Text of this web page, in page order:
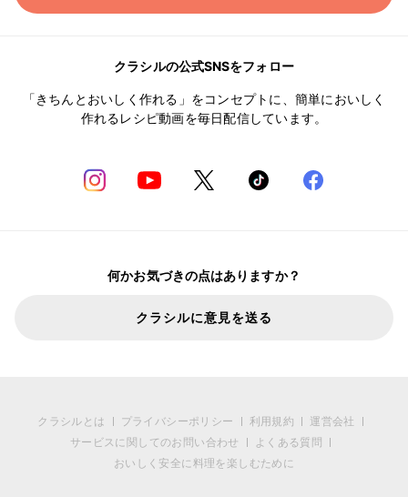
クラシルの公式SNSをフォロー
「きちんとおいしく作れる」をコンセプトに、簡単においしく
作れるレシピ動画を毎日配信しています。
何かお気づきの点はありますか？
クラシルに意見を送る
クラシルとは プライバシーポリシー 利用規約
運営会社
サービスに関してのお問い合わせ
よくある質問
おいしく安全に料理を楽しむために